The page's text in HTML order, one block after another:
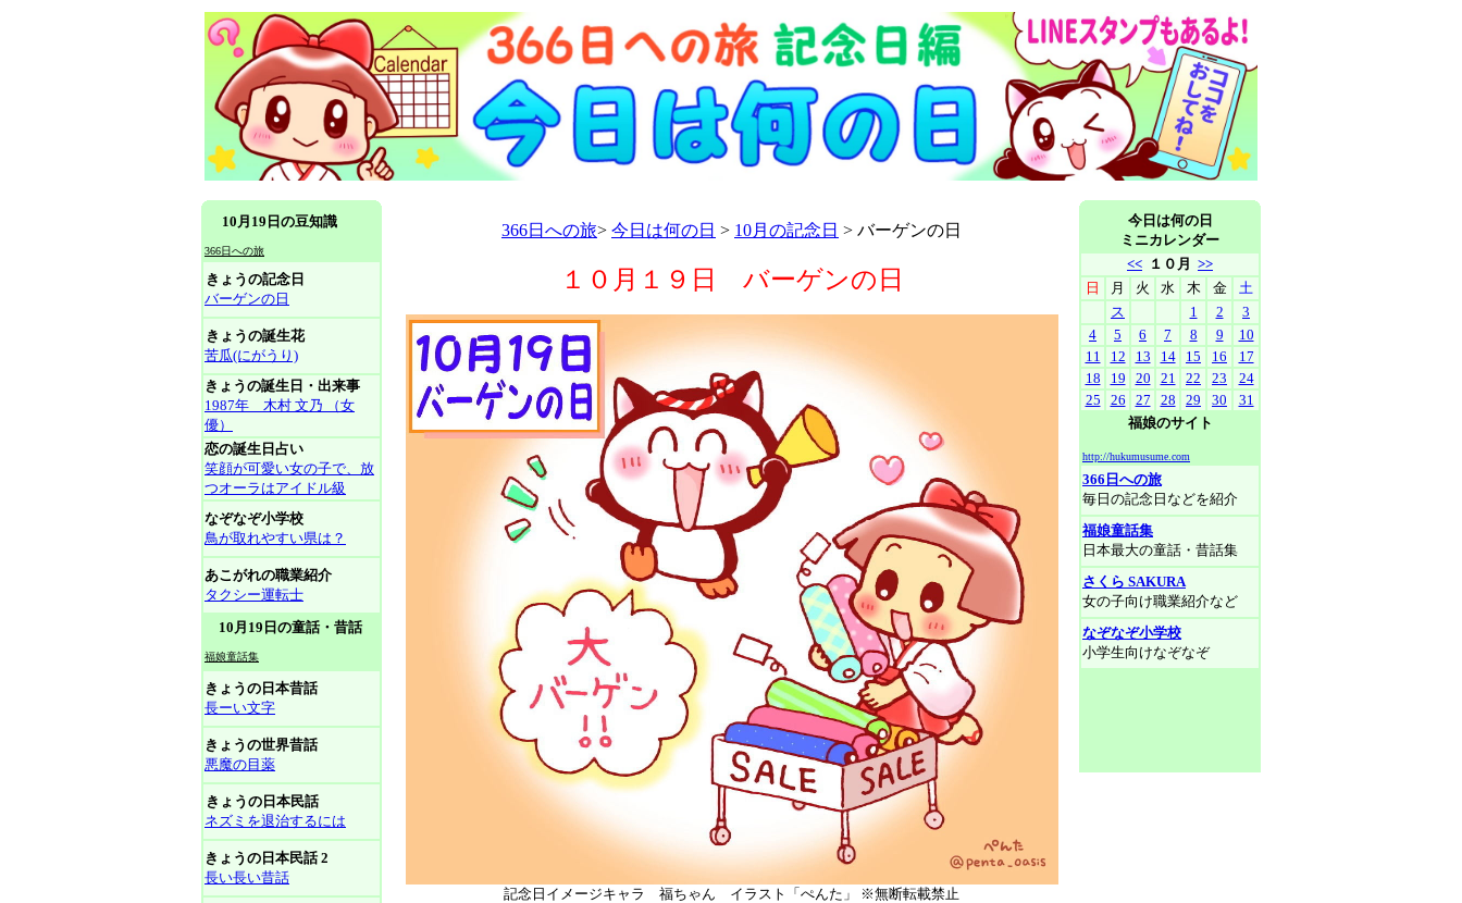
10月19日の豆知識
366日への旅
きょうの記念日
バーゲンの日
きょうの誕生花
苦瓜(にがうり)
きょうの誕生日・出来事
1987年 木村 文乃 （女
優）
恋の誕生日占い
笑顔が可愛い女の子で、放
つオーラはアイドル級
なぞなぞ小学校
鳥が取れやすい県は？
あこがれの職業紹介
タクシー運転士
10月19日の童話・昔話
福娘童話集
きょうの日本昔話
長ーい文字
きょうの世界昔話
悪魔の目薬
きょうの日本民話
ネズミを退治するには
きょうの日本民話 2
長い長い昔話
366日への旅> 今日は何の日 > 10月の記念日 > バーゲンの日
１０月１９日 バーゲンの日
記念日イメージキャラ 福ちゃん イラスト「ぺんた」 ※無断転載禁止
今日は何の日
ミニカレンダー
<< １０月 >>
日
月 火 水 木 金
土
ス
1 2
3
4
5 6 7 8 9
10
11
12 13 14 15 16
17
18
19 20 21 22 23
24
25
26 27 28 29 30
31
福娘のサイト
http://hukumusume.com
366日への旅
毎日の記念日などを紹介
福娘童話集
日本最大の童話・昔話集
さくら SAKURA
女の子向け職業紹介など
なぞなぞ小学校
小学生向けなぞなぞ